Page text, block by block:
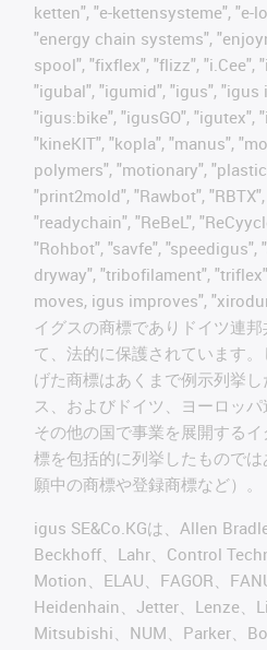
ketten", "e-kettensysteme", "e-
"energy chain systems",
spool", "fixflex", "flizz", "i.Cee",
"igubal", "igumid", "igus", "igus
"igus:bike", "igusGO", "igutex",
"kineKIT", "kopla", "manus",
polymers", "motionary",
"print2mold", "Rawbot",
"readychain", "ReBeL",
"Rohbot", "savfe", "speedigus",
dryway", "tribofilament",
moves, igus improves",
イグスの商標でありドイツ連
て、法的に保護されています
げた商標はあくまで例示列挙
ス、およびドイツ、ヨーロッパ
その他の国で事業を展開する
標を包括的に列挙したもので
願中の商標や登録商標など）。
igus SE&Co.KGは、Allen
Beckhoff、Lahr、Control
Motion、ELAU、FAGOR、
Heidenhain、Jetter、Lenze、
Mitsubishi、NUM、Parker、